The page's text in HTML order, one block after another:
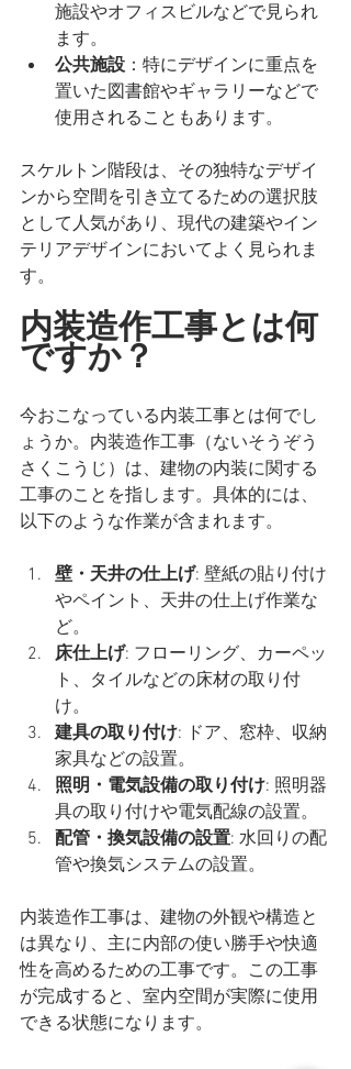
施設やオフィスビルなどで見られ
ます。
公共施設：特にデザインに重点を
置いた図書館やギャラリーなどで
使用されることもあります。
スケルトン階段は、その独特なデザイ
ンから空間を引き立てるための選択肢
として人気があり、現代の建築やイン
テリアデザインにおいてよく見られま
す。
内装造作工事とは何
ですか？
今おこなっている内装工事とは何でし
ょうか。内装造作工事（ないそうぞう
さくこうじ）は、建物の内装に関する
工事のことを指します。具体的には、
以下のような作業が含まれます。
壁・天井の仕上げ: 壁紙の貼り付け
やペイント、天井の仕上げ作業な
ど。
床仕上げ: フローリング、カーペッ
ト、タイルなどの床材の取り付
け。
建具の取り付け: ドア、窓枠、収納
家具などの設置。
照明・電気設備の取り付け: 照明器
具の取り付けや電気配線の設置。
配管・換気設備の設置: 水回りの配
管や換気システムの設置。
内装造作工事は、建物の外観や構造と
は異なり、主に内部の使い勝手や快適
性を高めるための工事です。この工事
が完成すると、室内空間が実際に使用
できる状態になります。